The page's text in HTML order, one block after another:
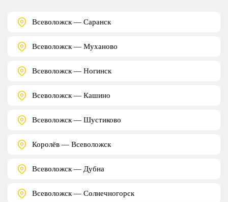
Всеволожск — Саранск
Всеволожск — Муханово
Всеволожск — Ногинск
Всеволожск — Кашино
Всеволожск — Шустиково
Королёв — Всеволожск
Всеволожск — Дубна
Всеволожск — Солнечногорск